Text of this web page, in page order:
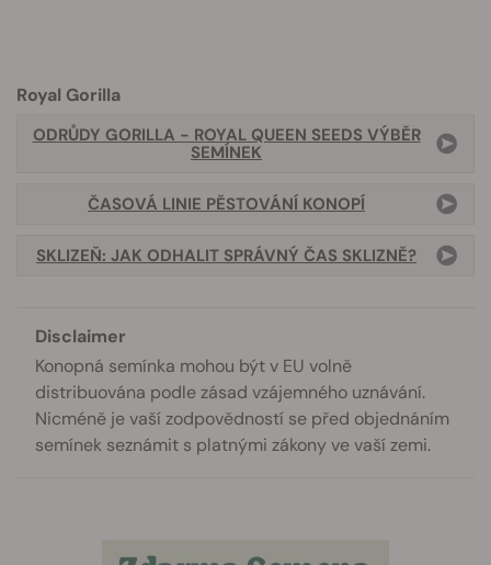
Royal Gorilla
ODRŮDY GORILLA - ROYAL QUEEN SEEDS VÝBĚR
SEMÍNEK
ČASOVÁ LINIE PĚSTOVÁNÍ KONOPÍ
SKLIZEŇ: JAK ODHALIT SPRÁVNÝ ČAS SKLIZNĚ?
Disclaimer
Konopná semínka mohou být v EU volně
distribuována podle zásad vzájemného uznávání.
Nicméně je vaší zodpovědností se před objednáním
semínek seznámit s platnými zákony ve vaší zemi.